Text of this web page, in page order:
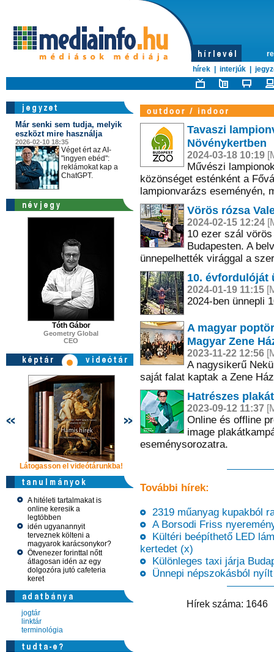
hírek
interjúk
Már senki sem tudja, melyik
eszközt mire használja
2026-02-10 18:35
Véget ért az AI-
"ingyen ebéd":
reklámokat kap a
ChatGPT.
Tóth Gábor
Geometry Global
CEO
Látogasson el videótárunkba!
A hitéleti tartalmakat is
online keresik a
legtöbben
idén ugyanannyit
terveznek költeni a
magyarok karácsonykor?
Ötvenezer forinttal nőtt
átlagosan idén az egy
dolgozóra jutó cafeteria
keret
jogtár
linktár
terminológia
Tavaszi
Növénykertben
2024-03-18 10:19
Művészi
közönséget esténként a
lampionvarázs eseményén,
Vörös rózsa
2024-02-15 12:24
10 ezer szál
Budapesten. A
ünnepelhették virággal a
10. évfordulóját
2024-01-19 11:15
2024-ben ünnepli
A magyar
Magyar Zene
2023-11-22 12:56
A nagysikerű
saját falat kaptak a Zene
Hatrészes
2023-09-12 11:37
Online és offline
image
eseménysorozatra.
További hírek:
2319 műanyag kupakból
A Borsodi Friss
Kültéri beépíthető LED
kertedet (x)
Különleges taxi járja
Ünnepi népszokásból
Hírek száma: